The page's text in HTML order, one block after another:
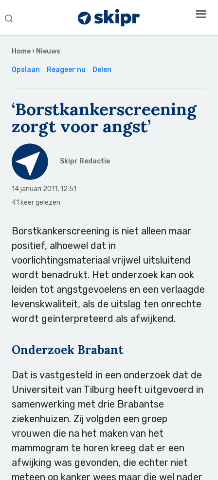
Search
Home › Nieuws
Opslaan Reageer nu Delen
‘Borstkankerscreening
zorgt voor angst’
Skipr Redactie
14 januari 2011,12:51
41 keer gelezen
Borstkankerscreening is niet alleen maar
positief, alhoewel dat in
voorlichtingsmateriaal vrijwel uitsluitend
wordt benadrukt. Het onderzoek kan ook
leiden tot angstgevoelens en een verlaagde
levenskwaliteit, als de uitslag ten onrechte
wordt geïnterpreteerd als afwijkend.
Onderzoek Brabant
Dat is vastgesteld in een onderzoek dat de
Universiteit van Tilburg heeft uitgevoerd in
samenwerking met drie Brabantse
ziekenhuizen. Zij volgden een groep
vrouwen die na het maken van het
mammogram te horen kreeg dat er een
afwijking was gevonden, die echter niet
meteen op kanker wees maar die wel nader
Sidebar